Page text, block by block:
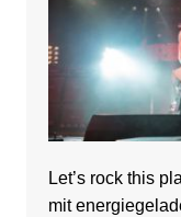
Let’s rock this
mit